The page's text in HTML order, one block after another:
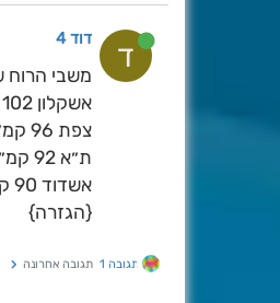
ד דוד 4
משבי הרוח
אשקלון 102 קמ״ש
צפת 96 קמ״ש
ת״א 92 קמ״ש
אשדוד 90 קמ״ש. (טל שמאי(
{הגזרה}
תגובה 1 תגובה אחרונה